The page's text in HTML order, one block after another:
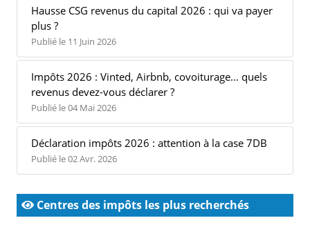
Hausse CSG revenus du capital 2026 : qui va payer
plus ?
Publié le 11 Juin 2026
Impôts 2026 : Vinted, Airbnb, covoiturage… quels
revenus devez-vous déclarer ?
Publié le 04 Mai 2026
Déclaration impôts 2026 : attention à la case 7DB
Publié le 02 Avr. 2026
Centres des impôts les plus recherchés